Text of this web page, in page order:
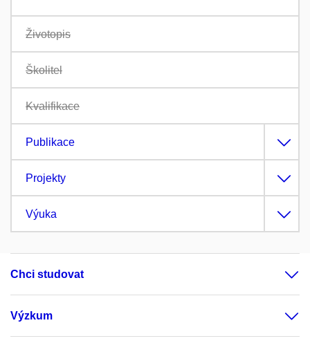
Životopis
Školitel
Kvalifikace
Publikace
Projekty
Výuka
Chci studovat
Výzkum